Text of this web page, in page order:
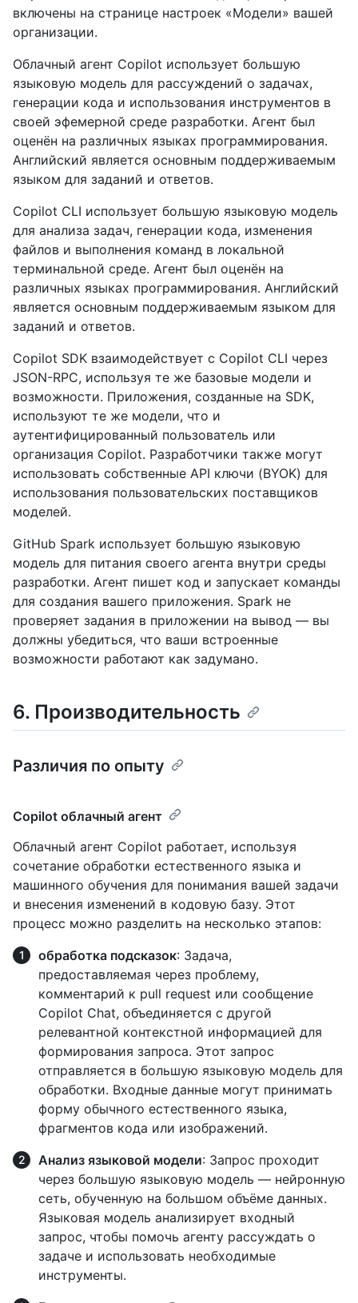
включены на странице настроек «Модели» вашей
организации.
Облачный агент Copilot использует большую
языковую модель для рассуждений о задачах,
генерации кода и использования инструментов в
своей эфемерной среде разработки. Агент был
оценён на различных языках программирования.
Английский является основным поддерживаемым
языком для заданий и ответов.
Copilot CLI использует большую языковую модель
для анализа задач, генерации кода, изменения
файлов и выполнения команд в локальной
терминальной среде. Агент был оценён на
различных языках программирования. Английский
является основным поддерживаемым языком для
заданий и ответов.
Copilot SDK взаимодействует с Copilot CLI через
JSON-RPC, используя те же базовые модели и
возможности. Приложения, созданные на SDK,
используют те же модели, что и
аутентифицированный пользователь или
организация Copilot. Разработчики также могут
использовать собственные API ключи (BYOK) для
использования пользовательских поставщиков
моделей.
GitHub Spark использует большую языковую
модель для питания своего агента внутри среды
разработки. Агент пишет код и запускает команды
для создания вашего приложения. Spark не
проверяет задания в приложении на вывод — вы
должны убедиться, что ваши встроенные
возможности работают как задумано.
6. Производительность
Различия по опыту
Copilot облачный агент
Облачный агент Copilot работает, используя
сочетание обработки естественного языка и
машинного обучения для понимания вашей задачи
и внесения изменений в кодовую базу. Этот
процесс можно разделить на несколько этапов:
обработка подсказок: Задача,
предоставляемая через проблему,
комментарий к pull request или сообщение
Copilot Chat, объединяется с другой
релевантной контекстной информацией для
формирования запроса. Этот запрос
отправляется в большую языковую модель для
обработки. Входные данные могут принимать
форму обычного естественного языка,
фрагментов кода или изображений.
Анализ языковой модели: Запрос проходит
через большую языковую модель — нейронную
сеть, обученную на большом объёме данных.
Языковая модель анализирует входный
запрос, чтобы помочь агенту рассуждать о
задаче и использовать необходимые
инструменты.